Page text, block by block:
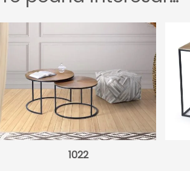
1022